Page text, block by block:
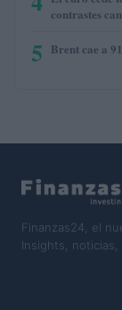
contrastes
5 Brent cae a
Finanzas24, el
Insights, noticias,